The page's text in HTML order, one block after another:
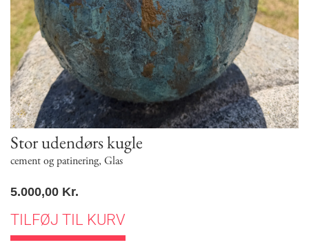
Stor udendørs kugle
cement og patinering, Glas
5.000,00 Kr.
TILFØJ TIL KURV